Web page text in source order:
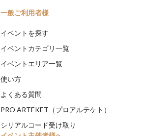
一般ご利用者様
イベントを探す
イベントカテゴリ一覧
イベントエリア一覧
使い方
よくある質問
PRO ARTEKET（プロアルテケト）
シリアルコード受け取り